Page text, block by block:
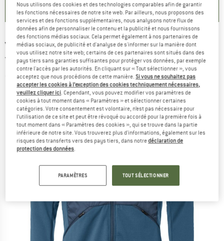
VAUDE - Monviso Hybrid Fleece Jacket -
Veste polaire
(0)
Nous utilisons des cookies et des technologies comparables afin de garantir
les fonctions nécessaires de notre site web. Par ailleurs, nous proposons des
services et des fonctions supplémentaires, nous analysons notre flux de
données afin de personnaliser le contenu et la publicité et nous fournissons
des fonctions médias sociaux. Cela permet également à nos partenaires de
médias sociaux, de publicité et d'analyse de s'informer sur la manière dont
vous utilisez notre site web; certains de ces partenaires sont situés dans des
pays tiers sans garanties suffisantes pour protéger vos données, par exemple
contre l'accès par les autorités. En cliquant sur « Tout sélectionner », vous
acceptez que nous procédions de cette manière.Si vous ne souhaitez pas
accepter les cookies à l’exception des cookies techniquement nécessaires,
veuillez cliquer ici. Cependant, vous pouvez modifier vos paramètres de
cookies à tout moment dans « Paramètres » et sélectionner certaines
catégories. Votre consentement est volontaire, n’est pas nécessaire pour
l’utilisation de ce site et peut être révoqué ou accordé pour la première fois à
tout moment dans « Paramètres des cookies », qui se trouve dans la partie
inférieure de notre site. Vous trouverez plus d'informations, également sur les
risques des transferts vers des pays tiers, dans notredéclaration de
protection des données.
PARAMÈTRES TOUT SÉLECTIONNER